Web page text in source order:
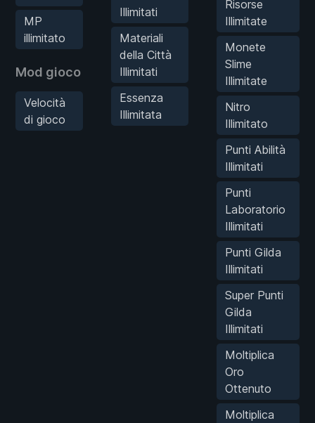
MP
illimitato
Mod gioco
Velocità
di gioco
Illimitati
Materiali
della Città
Illimitati
Essenza
Illimitata
Risorse
Illimitate
Monete
Slime
Illimitate
Nitro
Illimitato
Punti Abilità
Illimitati
Punti
Laboratorio
Illimitati
Punti Gilda
Illimitati
Super Punti
Gilda
Illimitati
Moltiplica
Oro
Ottenuto
Moltiplica